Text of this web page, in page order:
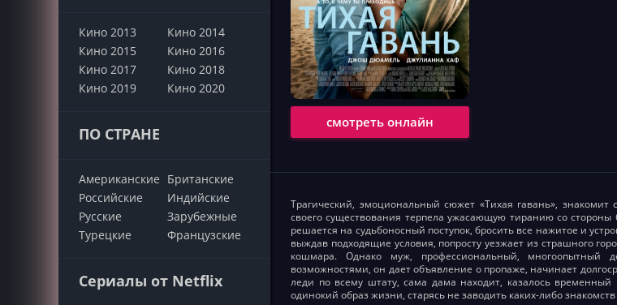
Кино 2013
Кино 2014
Кино 2015
Кино 2016
Кино 2017
Кино 2018
Кино 2019
Кино 2020
ПО СТРАНЕ
Американские Британские
Российские
Индийские
Русские
Зарубежные
Турецкие
Французские
Сериалы от Netflix
смотреть онлайн
Трагический, эмоциональный сюжет «Тихая гавань»,
своего существования терпела ужасающую тиранию со стороны
решается на судьбоносный поступок, бросить все нажитое и
выждав подходящие условия, попросту уезжает из страшного
кошмара. Однако муж, профессиональный, многоопытный
возможностями, он дает объявление о пропаже, начинает
леди по всему штату, сама дама находит, казалось
одинокий образ жизни, старясь не заводить каких-либо